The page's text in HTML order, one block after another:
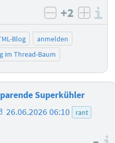
negativ
+2
Blog
anmelden
im Thread-Baum
Superkühler
26.06.2026 06:10
rant